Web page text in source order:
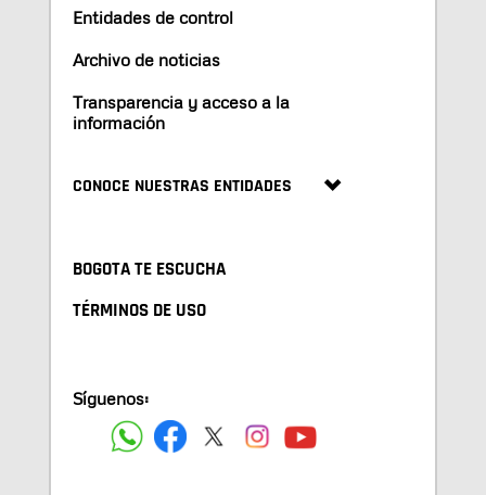
Entidades de control
Archivo de noticias
Transparencia y acceso a la
información
CONOCE NUESTRAS ENTIDADES
BOGOTA TE ESCUCHA
TÉRMINOS DE USO
Síguenos: